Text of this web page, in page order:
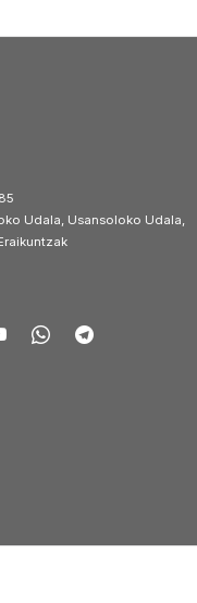
Udala, Usansoloko Udala,